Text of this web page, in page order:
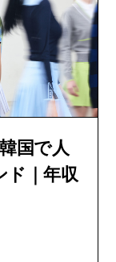
国で人
ド｜年収